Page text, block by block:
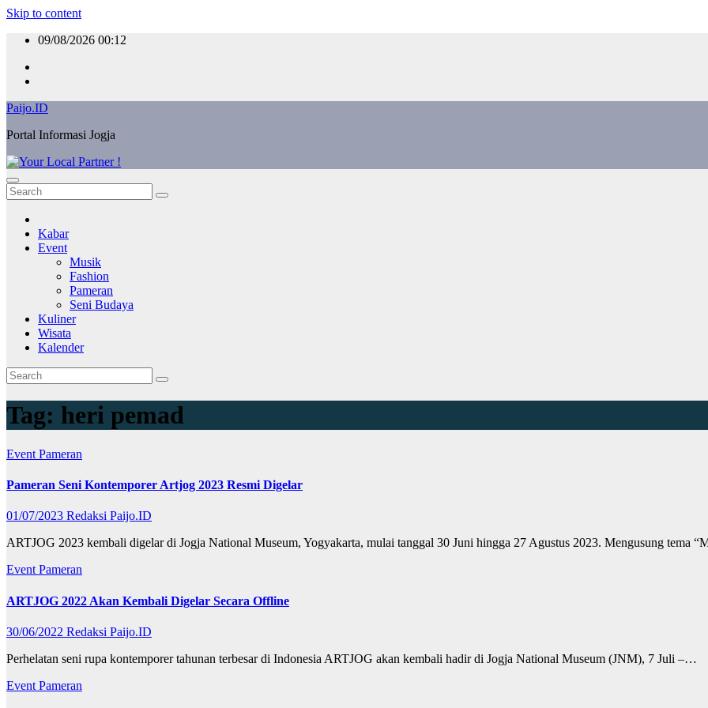
Skip to content
09/08/2026 00:12
Paijo.ID
Portal Informasi Jogja
Kabar
Event
Musik
Fashion
Pameran
Seni Budaya
Kuliner
Wisata
Kalender
Tag: heri pemad
Event Pameran
Pameran Seni Kontemporer Artjog 2023 Resmi Digelar
01/07/2023 Redaksi Paijo.ID
ARTJOG 2023 kembali digelar di Jogja National Museum, Yogyakarta, mulai tanggal 30 Juni hingga 27 Agustus 2023. Mengusung tema
EventPameran
ARTJOG 2022 Akan Kembali Digelar Secara Offline
30/06/2022 Redaksi Paijo.ID
Perhelatan seni rupa kontemporer tahunan terbesar di Indonesia ARTJOG akan kembali hadir di Jogja National Museum (JNM), 7 Juli –…
Event Pameran